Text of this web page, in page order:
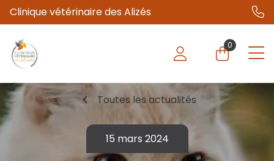
Clinique vétérinaire des Alizés
0
chevron_left Toutes les actualités
15 mars 2024